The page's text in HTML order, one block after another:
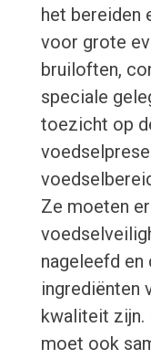
het bereiden
voor grote
bruiloften,
speciale
toezicht op
Ze moeten
nageleefd en
ingrediënten
kwaliteit zijn.
moet ook